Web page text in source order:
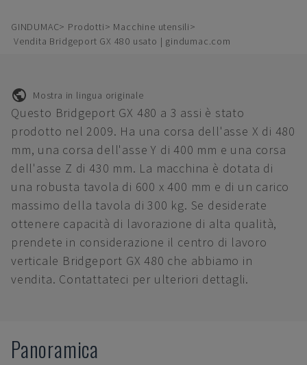
GINDUMAC Prodotti
Macchine utensili
Vendita Bridgeport GX 480 usato | gindumac.com
Mostra in lingua originale
Questo Bridgeport GX 480 a 3 assi è stato
prodotto nel 2009. Ha una corsa dell'asse X di 480
mm, una corsa dell'asse Y di 400 mm e una corsa
dell'asse Z di 430 mm. La macchina è dotata di
una robusta tavola di 600 x 400 mm e di un carico
massimo della tavola di 300 kg. Se desiderate
ottenere capacità di lavorazione di alta qualità,
prendete in considerazione il centro di lavoro
verticale Bridgeport GX 480 che abbiamo in
vendita. Contattateci per ulteriori dettagli.
Panoramica